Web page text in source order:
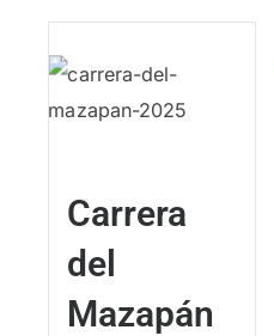
Carrera
del
Mazapán